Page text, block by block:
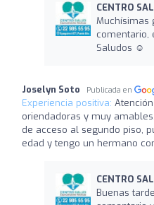
CENTRO
Muchísimas
comentario,
Saludos ☺️
Joselyn Soto Publicada en
Experiencia positiva:
oriendadoras y muy
de acceso al segundo piso,
edad y tengo un hermano
CENTRO
Buenas